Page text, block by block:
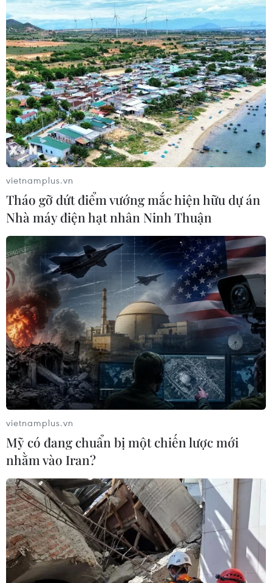
vietnamplus.vn
Tháo gỡ dứt điểm vướng mắc hiện hữu dự án
Nhà máy điện hạt nhân Ninh Thuận
vietnamplus.vn
Mỹ có đang chuẩn bị một chiến lược mới
nhằm vào Iran?